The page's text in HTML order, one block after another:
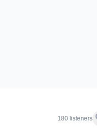
100.5 WYMG - WYMG
180 listeners